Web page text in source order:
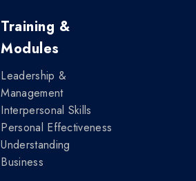
Training &
Modules
Leadership &
Management
Interpersonal Skills
Personal Effectiveness
Understanding
Business